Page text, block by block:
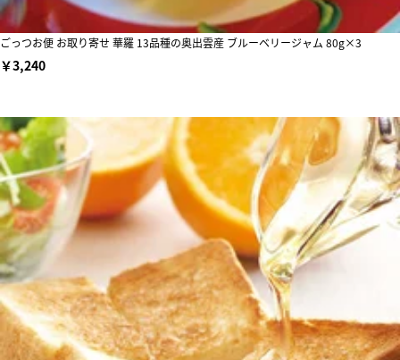
ごっつお便 お取り寄せ 華羅 13品種の奥出雲産 ブルーベリージャム 80g×3
￥3,240